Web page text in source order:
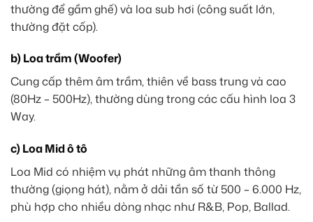
thường để gầm ghế) và loa sub hơi (công suất lớn,
thường đặt cốp).
b) Loa trầm (Woofer)
Cung cấp thêm âm trầm, thiên về bass trung và cao
(80Hz – 500Hz), thường dùng trong các cấu hình loa 3
Way.
c) Loa Mid ô tô
Loa Mid có nhiệm vụ phát những âm thanh thông
thường (giọng hát), nằm ở dải tần số từ 500 – 6.000 Hz,
phù hợp cho nhiều dòng nhạc như R&B, Pop, Ballad.